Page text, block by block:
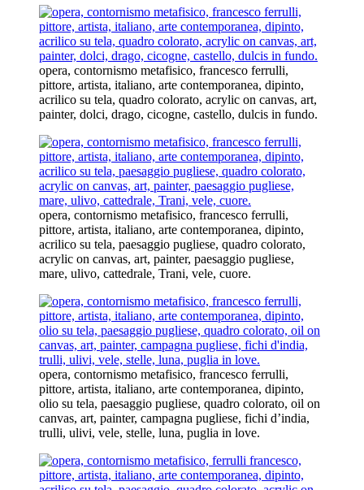
opera, contornismo metafisico, francesco ferrulli,
pittore, artista, italiano, arte contemporanea, dipinto,
acrilico su tela, quadro colorato, acrylic on canvas, art,
painter, dolci, drago, cicogne, castello, dulcis in fundo.
opera, contornismo metafisico, francesco ferrulli,
pittore, artista, italiano, arte contemporanea, dipinto,
acrilico su tela, paesaggio pugliese, quadro colorato,
acrylic on canvas, art, painter, paesaggio pugliese,
mare, ulivo, cattedrale, Trani, vele, cuore.
opera, contornismo metafisico, francesco ferrulli,
pittore, artista, italiano, arte contemporanea, dipinto,
olio su tela, paesaggio pugliese, quadro colorato, oil on
canvas, art, painter, campagna pugliese, fichi d’india,
trulli, ulivi, vele, stelle, luna, puglia in love.